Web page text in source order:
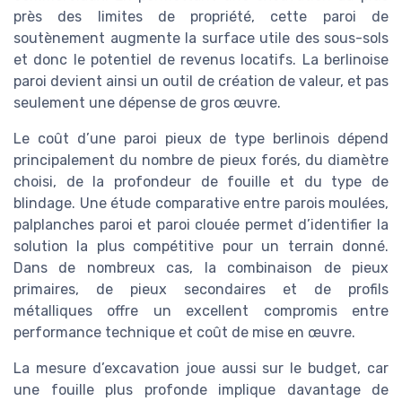
près des limites de propriété, cette paroi de
soutènement augmente la surface utile des sous-sols
et donc le potentiel de revenus locatifs. La berlinoise
paroi devient ainsi un outil de création de valeur, et pas
seulement une dépense de gros œuvre.
Le coût d’une paroi pieux de type berlinois dépend
principalement du nombre de pieux forés, du diamètre
choisi, de la profondeur de fouille et du type de
blindage. Une étude comparative entre parois moulées,
palplanches paroi et paroi clouée permet d’identifier la
solution la plus compétitive pour un terrain donné.
Dans de nombreux cas, la combinaison de pieux
primaires, de pieux secondaires et de profils
métalliques offre un excellent compromis entre
performance technique et coût de mise en œuvre.
La mesure d’excavation joue aussi sur le budget, car
une fouille plus profonde implique davantage de